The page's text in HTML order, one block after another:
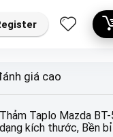
giá cao
Thảm Taplo Mazda
dạng kích thước, Bền bỉ